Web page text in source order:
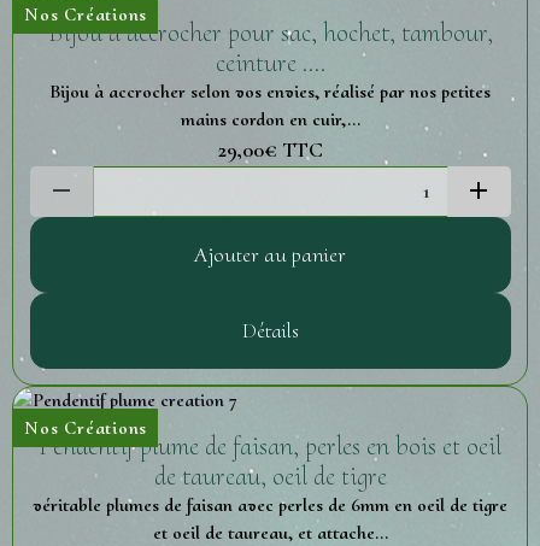
Nos Créations
Bijou à accrocher pour sac, hochet, tambour,
ceinture ....
Bijou à accrocher selon vos envies, réalisé par nos petites
mains cordon en cuir,...
29,00€ TTC
Ajouter au panier
Détails
Nos Créations
Pendentif plume de faisan, perles en bois et oeil
de taureau, oeil de tigre
véritable plumes de faisan avec perles de 6mm en oeil de tigre
et oeil de taureau, et attache...